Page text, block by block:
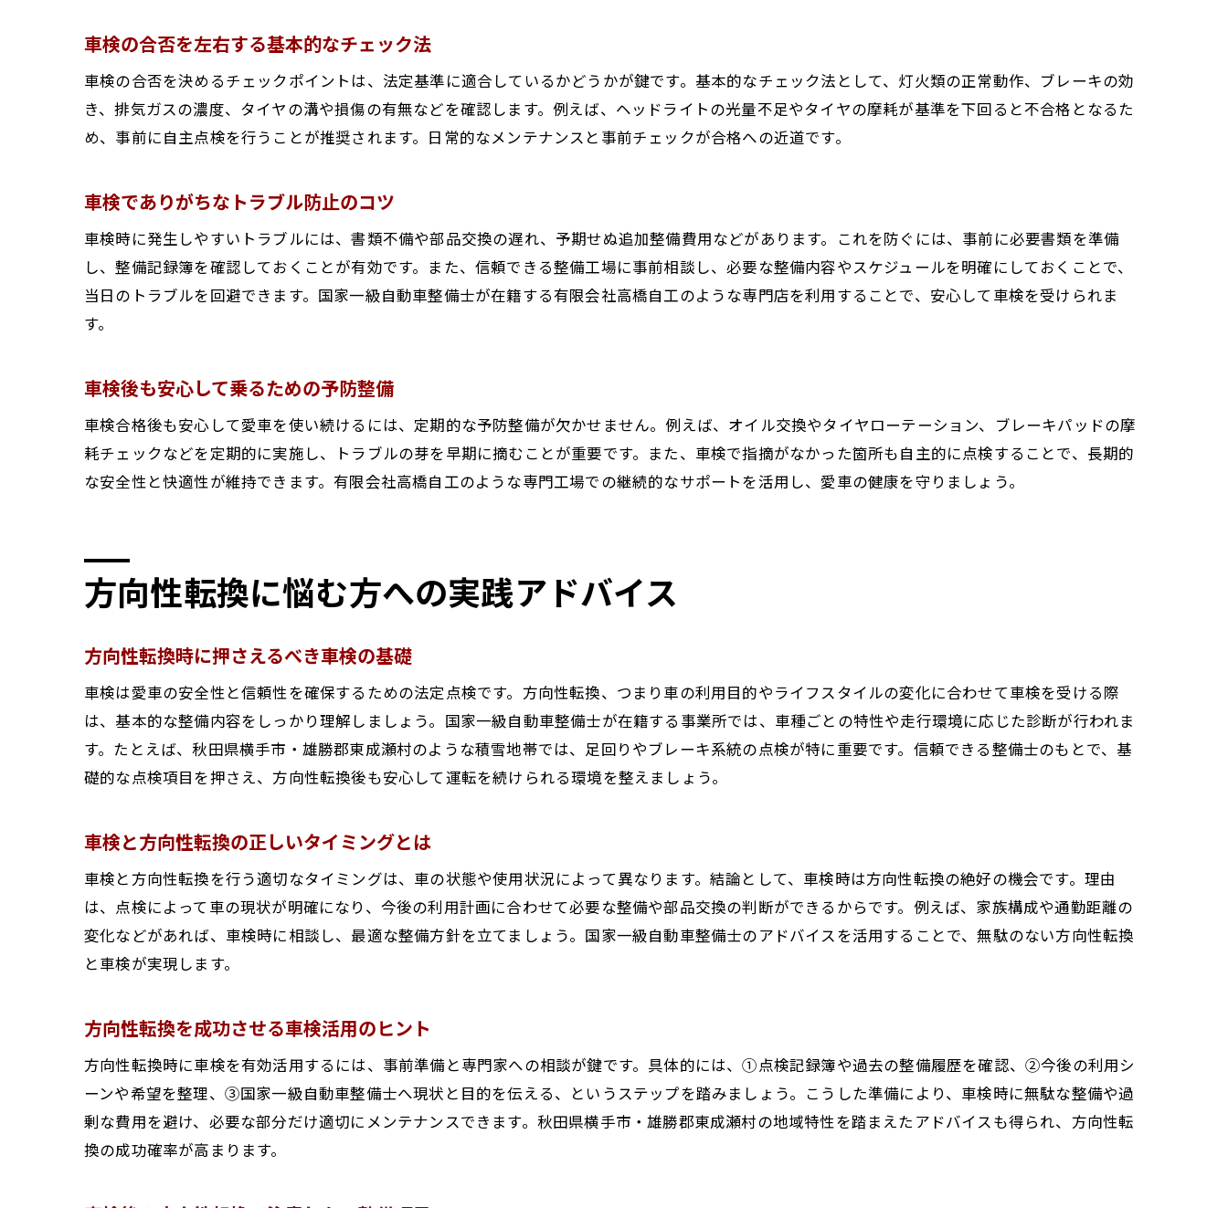
車検と整備が生み出す長期的な安心感
車検を安全に受けるための整備士アドバイス
車検を通じて長く愛車を守るコツ
車検から始める長期的なメンテナンス計画
愛車を守るための車検後メンテナンス術
車検を機に見直すべき維持管理のポイント
車検と方向性転換の判断基準を徹底分析
方向性転換を決断する車検前後のポイント
車検を機に見直す方向性転換のベストタイミング
トラブルを防ぐための車検活用術
車検活用による安全運転と予防整備の重要性
車検時の注意点がトラブル予防に効く理由
車検後のトラブル事例と未然防止策を知ろう
車検を日常整備に活かす賢いメンテナンス
車検を効率的に受けるための事前準備法
車検後も続ける快適カーライフの秘訣
車検と日常点検で快適な運転環境を維持
車検の合否を左右する基本的なチェック法
車検の合否を決めるチェックポイントは、法定基準に適合しているかどうかが鍵です。基本的なチェック法として、灯火類の正常動作、ブレーキの効
き、排気ガスの濃度、タイヤの溝や損傷の有無などを確認します。例えば、ヘッドライトの光量不足やタイヤの摩耗が基準を下回ると不合格となるた
め、事前に自主点検を行うことが推奨されます。日常的なメンテナンスと事前チェックが合格への近道です。
車検でありがちなトラブル防止のコツ
車検時に発生しやすいトラブルには、書類不備や部品交換の遅れ、予期せぬ追加整備費用などがあります。これを防ぐには、事前に必要書類を準備
し、整備記録簿を確認しておくことが有効です。また、信頼できる整備工場に事前相談し、必要な整備内容やスケジュールを明確にしておくことで、
当日のトラブルを回避できます。国家一級自動車整備士が在籍する有限会社高橋自工のような専門店を利用することで、安心して車検を受けられま
す。
車検後も安心して乗るための予防整備
車検合格後も安心して愛車を使い続けるには、定期的な予防整備が欠かせません。例えば、オイル交換やタイヤローテーション、ブレーキパッドの摩
耗チェックなどを定期的に実施し、トラブルの芽を早期に摘むことが重要です。また、車検で指摘がなかった箇所も自主的に点検することで、長期的
な安全性と快適性が維持できます。有限会社高橋自工のような専門工場での継続的なサポートを活用し、愛車の健康を守りましょう。
方向性転換に悩む方への実践アドバイス
方向性転換時に押さえるべき車検の基礎
車検は愛車の安全性と信頼性を確保するための法定点検です。方向性転換、つまり車の利用目的やライフスタイルの変化に合わせて車検を受ける際
は、基本的な整備内容をしっかり理解しましょう。国家一級自動車整備士が在籍する事業所では、車種ごとの特性や走行環境に応じた診断が行われま
す。たとえば、秋田県横手市・雄勝郡東成瀬村のような積雪地帯では、足回りやブレーキ系統の点検が特に重要です。信頼できる整備士のもとで、基
礎的な点検項目を押さえ、方向性転換後も安心して運転を続けられる環境を整えましょう。
車検と方向性転換の正しいタイミングとは
車検と方向性転換を行う適切なタイミングは、車の状態や使用状況によって異なります。結論として、車検時は方向性転換の絶好の機会です。理由
は、点検によって車の現状が明確になり、今後の利用計画に合わせて必要な整備や部品交換の判断ができるからです。例えば、家族構成や通勤距離の
変化などがあれば、車検時に相談し、最適な整備方針を立てましょう。国家一級自動車整備士のアドバイスを活用することで、無駄のない方向性転換
と車検が実現します。
方向性転換を成功させる車検活用のヒント
方向性転換時に車検を有効活用するには、事前準備と専門家への相談が鍵です。具体的には、①点検記録簿や過去の整備履歴を確認、②今後の利用シ
ーンや希望を整理、③国家一級自動車整備士へ現状と目的を伝える、というステップを踏みましょう。こうした準備により、車検時に無駄な整備や過
剰な費用を避け、必要な部分だけ適切にメンテナンスできます。秋田県横手市・雄勝郡東成瀬村の地域特性を踏まえたアドバイスも得られ、方向性転
換の成功確率が高まります。